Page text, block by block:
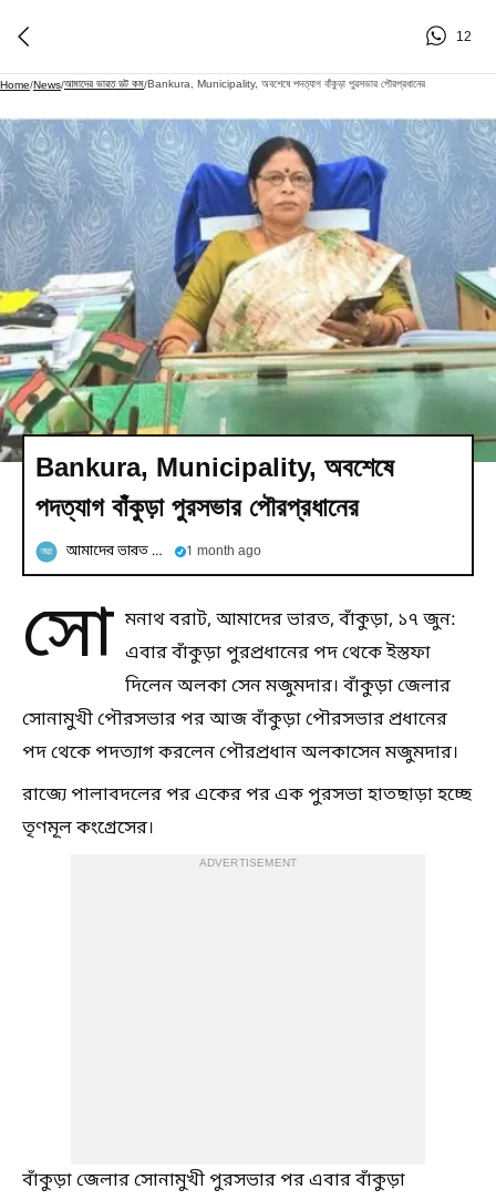
12
Home/News/আমাদের ভারত ডট কম/Bankura, Municipality, অবশেষে পদত্যাগ বাঁকুড়া পুরসভার পৌরপ্রধানের
Bankura, Municipality, অবশেষে
পদত্যাগ বাঁকুড়া পুরসভার পৌরপ্রধানের
আমাদের ভারত ডট কম 1 month ago
সো মনাথ বরাট, আমাদের ভারত, বাঁকুড়া, ১৭ জুন:
এবার বাঁকুড়া পুরপ্রধানের পদ থেকে ইস্তফা
দিলেন অলকা সেন মজুমদার। বাঁকুড়া জেলার
সোনামুখী পৌরসভার পর আজ বাঁকুড়া পৌরসভার প্রধানের
পদ থেকে পদত্যাগ করলেন পৌরপ্রধান অলকাসেন মজুমদার।
রাজ্যে পালাবদলের পর একের পর এক পুরসভা হাতছাড়া হচ্ছে
তৃণমূল কংগ্রেসের।
ADVERTISEMENT
বাঁকুড়া জেলার সোনামুখী পুরসভার পর এবার বাঁকুড়া